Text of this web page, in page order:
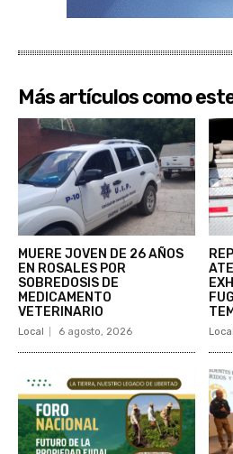
Más artículos como
MUERE JOVEN DE 26 AÑOS
EN ROSALES POR
SOBREDOSIS DE
MEDICAMENTO
VETERINARIO
Local 6 agosto, 2026 Local